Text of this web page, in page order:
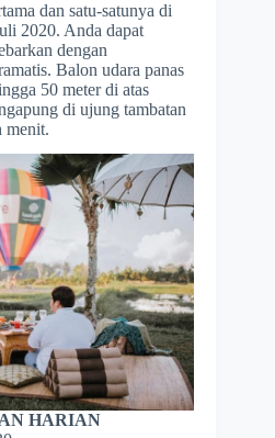
dan satu-satunya di
2020. Anda dapat
dengan
Balon udara panas
50 meter di atas
di ujung tambatan
menit.
HARIAN